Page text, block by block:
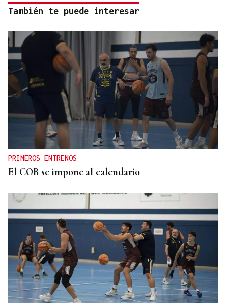
También te puede interesar
PRIMEROS ENTRENOS
El COB se impone al calendario